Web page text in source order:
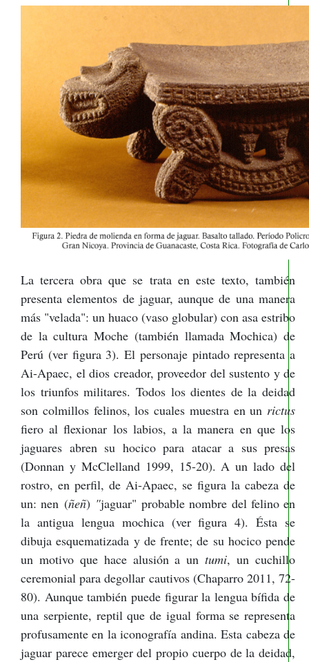
La tercera obra que se trata en este texto, también
presenta elementos de jaguar, aunque de una manera
más "velada": un huaco (vaso globular) con asa estribo
de la cultura Moche (también llamada Mochica) de
Perú (ver figura 3). El personaje pintado representa a
Ai-Apaec, el dios creador, proveedor del sustento y de
los triunfos militares. Todos los dientes de la deidad
son colmillos felinos, los cuales muestra en un rictus
fiero al flexionar los labios, a la manera en que los
jaguares abren su hocico para atacar a sus presas
(Donnan y McClelland 1999, 15-20). A un lado del
rostro, en perfil, de Ai-Apaec, se figura la cabeza de
un: nen (ñeñ) "jaguar" probable nombre del felino en
la antigua lengua mochica (ver figura 4). Ésta se
dibuja esquematizada y de frente; de su hocico pende
un motivo que hace alusión a untumi, un cuchillo
ceremonial para degollar cautivos (Chaparro 2011, 72-
80). Aunque también puede figurar la lengua bífida de
una serpiente, reptil que de igual forma se representa
profusamente en la iconografía andina. Esta cabeza de
jaguar parece emerger del propio cuerpo de la deidad,